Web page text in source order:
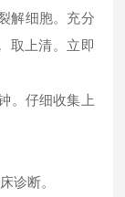
解细胞。充分
取上清。立即
。仔细收集上
诊断。